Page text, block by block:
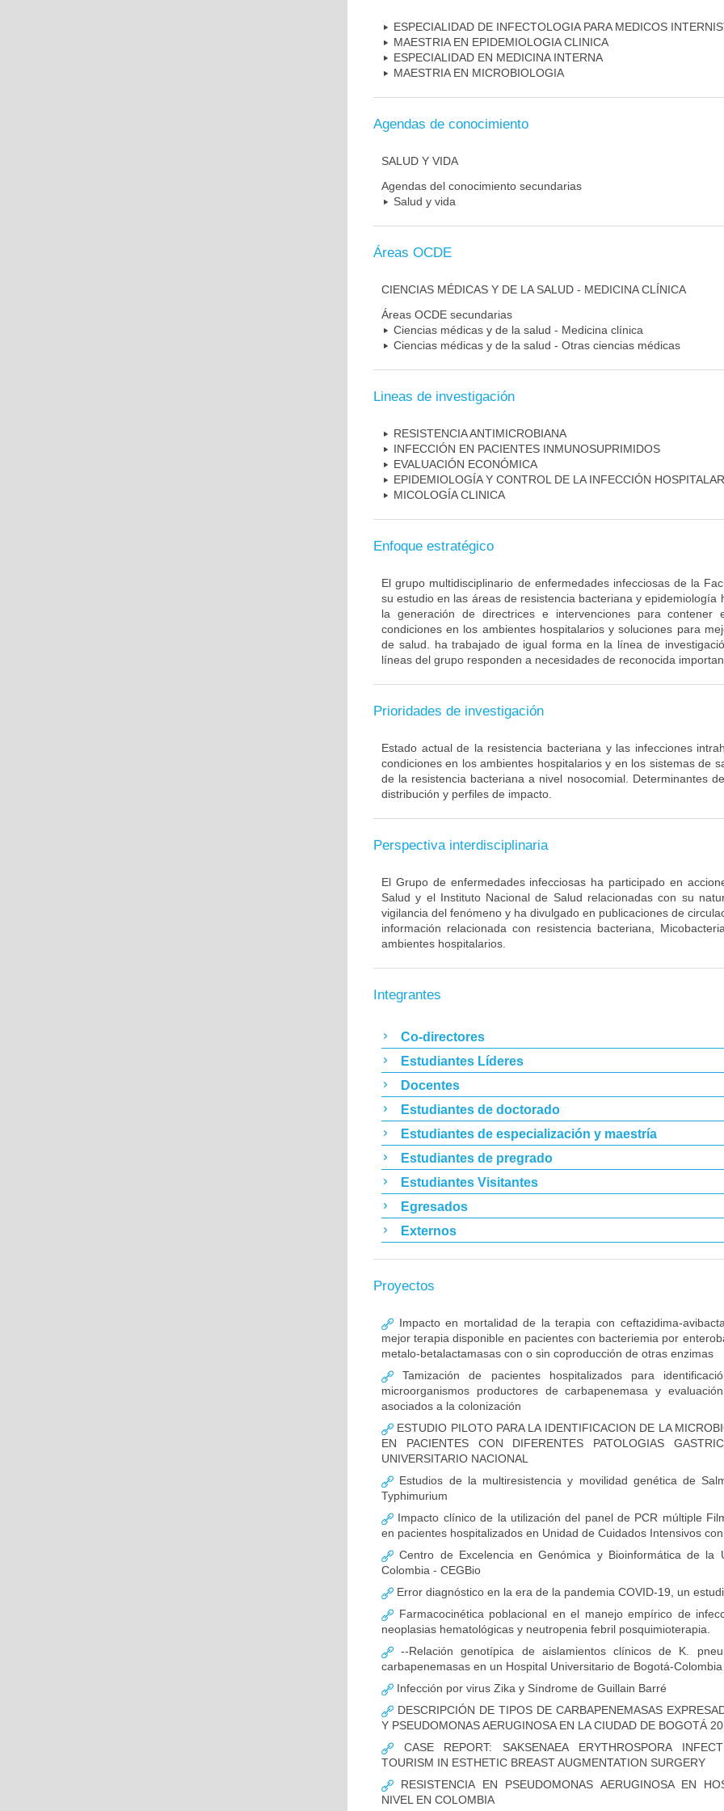
ESPECIALIDAD DE INFECTOLOGIA PARA MEDICOS
MAESTRIA EN EPIDEMIOLOGIA CLINICA
ESPECIALIDAD EN MEDICINA INTERNA
MAESTRIA EN MICROBIOLOGIA
Agendas de conocimiento
SALUD Y VIDA
Agendas del conocimiento secundarias
Salud y vida
Áreas OCDE
CIENCIAS MÉDICAS Y DE LA SALUD - MEDICINA CLÍNICA
Áreas OCDE secundarias
Ciencias médicas y de la salud - Medicina clínica
Ciencias médicas y de la salud - Otras ciencias médicas
Lineas de investigación
RESISTENCIA ANTIMICROBIANA
INFECCIÓN EN PACIENTES INMUNOSUPRIMIDOS
EVALUACIÓN ECONÓMICA
EPIDEMIOLOGÍA Y CONTROL DE LA INFECCIÓN
MICOLOGÍA CLINICA
Enfoque estratégico
El grupo multidisciplinario de enfermedades infecciosas de la
su estudio en las áreas de resistencia bacteriana y epidemiología
la generación de directrices e intervenciones para contener
condiciones en los ambientes hospitalarios y soluciones para
de salud. ha trabajado de igual forma en la línea de
líneas del grupo responden a necesidades de reconocida
Prioridades de investigación
Estado actual de la resistencia bacteriana y las infecciones
condiciones en los ambientes hospitalarios y en los sistemas de
de la resistencia bacteriana a nivel nosocomial. Determinantes
distribución y perfiles de impacto.
Perspectiva interdisciplinaria
El Grupo de enfermedades infecciosas ha participado en
Salud y el Instituto Nacional de Salud relacionadas con su
vigilancia del fenómeno y ha divulgado en publicaciones de
información relacionada con resistencia bacteriana,
ambientes hospitalarios.
Integrantes
Co-directores
Estudiantes Líderes
Docentes
Estudiantes de doctorado
Estudiantes de especialización y maestría
Estudiantes de pregrado
Estudiantes Visitantes
Egresados
Externos
Proyectos
Impacto en mortalidad de la terapia con ceftazidima-
mejor terapia disponible en pacientes con bacteriemia por
metalo-betalactamasas con o sin coproducción de otras enzimas
Tamización de pacientes hospitalizados para
microorganismos productores de carbapenemasa y
asociados a la colonización
ESTUDIO PILOTO PARA LA IDENTIFICACION DE LA
EN PACIENTES CON DIFERENTES PATOLOGIAS
UNIVERSITARIO NACIONAL
Estudios de la multiresistencia y movilidad genética de
Typhimurium
Impacto clínico de la utilización del panel de PCR múltiple
en pacientes hospitalizados en Unidad de Cuidados Intensivos
Centro de Excelencia en Genómica y Bioinformática de la
Colombia - CEGBio
Error diagnóstico en la era de la pandemia COVID-19, un
Farmacocinética poblacional en el manejo empírico de
neoplasias hematológicas y neutropenia febril posquimioterapia.
--Relación genotípica de aislamientos clínicos de K.
carbapenemasas en un Hospital Universitario de Bogotá-
Infección por virus Zika y Síndrome de Guillain Barré
DESCRIPCIÓN DE TIPOS DE CARBAPENEMASAS
Y PSEUDOMONAS AERUGINOSA EN LA CIUDAD DE BOGOTÁ
CASE REPORT: SAKSENAEA ERYTHROSPORA
TOURISM IN ESTHETIC BREAST AUGMENTATION SURGERY
RESISTENCIA EN PSEUDOMONAS AERUGINOSA EN
NIVEL EN COLOMBIA